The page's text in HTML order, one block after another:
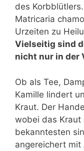
des
Matricaria
Urzeiten zu
Vielseitig sind
nicht nur in der
Ob als Tee,
Kamille lindert
Kraut. Der
wobei das
bekanntesten
angereichert mit